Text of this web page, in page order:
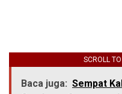
SCROLL
Baca juga: Sempat